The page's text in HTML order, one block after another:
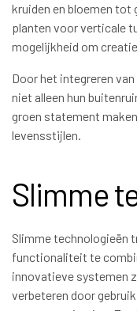
kruiden en bloemen tot
planten voor verticale
mogelijkheid om
Door het integreren
niet alleen hun
groen statement
levensstijlen.
Slimme
Slimme technologieën
functionaliteit te
innovatieve systemen
verbeteren door